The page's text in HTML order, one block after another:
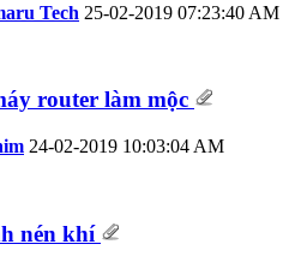
Tech 25-02-2019 07:23:40 AM
router làm mộc
24-02-2019 10:03:04 AM
nén khí